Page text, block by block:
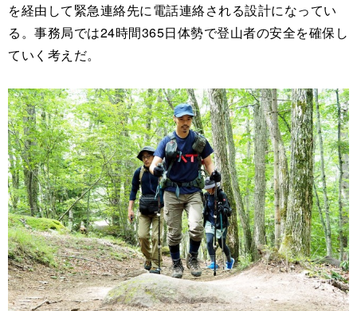
を経由して緊急連絡先に電話連絡される設計になってい
る。事務局では24時間365日体勢で登山者の安全を確保し
ていく考えだ。